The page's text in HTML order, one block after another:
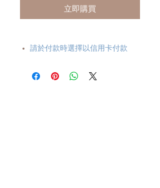
立即購買
請於付款時選擇以信用卡付款